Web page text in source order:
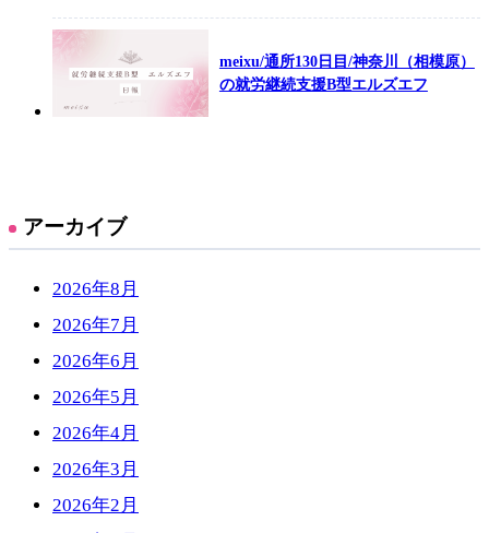
meixu/通所130日目/神奈川（相模原）
の就労継続支援B型エルズエフ
アーカイブ
2026年8月
2026年7月
2026年6月
2026年5月
2026年4月
2026年3月
2026年2月